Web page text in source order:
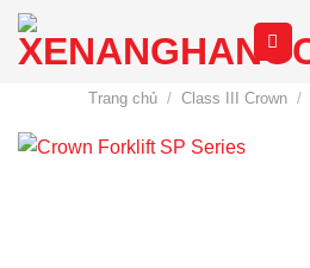
Chuyển
đến
Trang chủ / Class III Crown /